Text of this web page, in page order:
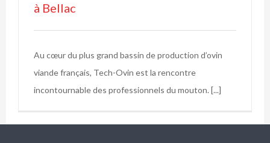
à Bellac
Au cœur du plus grand bassin de production d’ovin
viande français, Tech-Ovin est la rencontre
incontournable des professionnels du mouton. [...]